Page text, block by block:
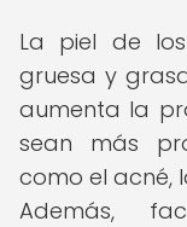
La piel de
gruesa y
aumenta la
sean más
como el acné,
Además,